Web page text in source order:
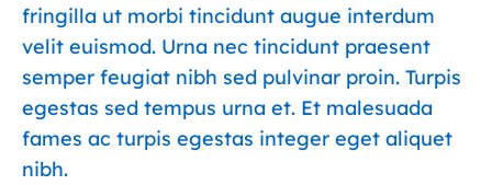
fringilla ut morbi tincidunt augue interdum
velit euismod. Urna nec tincidunt praesent
semper feugiat nibh sed pulvinar proin. Turpis
egestas sed tempus urna et. Et malesuada
fames ac turpis egestas integer eget aliquet
nibh.